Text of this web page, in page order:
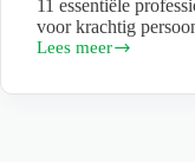
11 essentiële
voor krachtig
Lees meer
Welke
professionele